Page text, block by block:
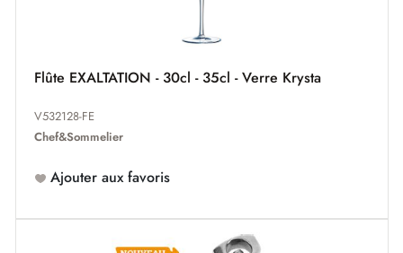
Flûte EXALTATION - 30cl - 35cl - Verre Krysta
V532128-FE
Chef&Sommelier
Ajouter aux favoris